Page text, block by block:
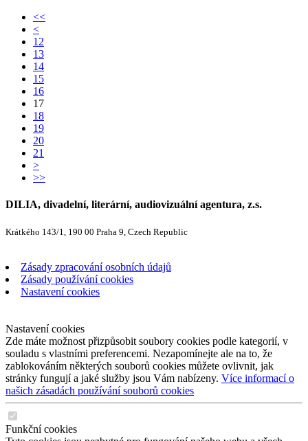
<<
<
12
13
14
15
16
17
18
19
20
21
>
>>
DILIA, divadelní, literární, audiovizuální agentura, z.s.
Krátkého 143/1, 190 00 Praha 9, Czech Republic
Zásady zpracování osobních údajů
Zásady používání cookies
Nastavení cookies
Nastavení cookies
Zde máte možnost přizpůsobit soubory cookies podle kategorií, v
souladu s vlastními preferencemi. Nezapomínejte ale na to, že
zablokováním některých souborů cookies můžete ovlivnit, jak
stránky fungují a jaké služby jsou Vám nabízeny. Více informací o
našich zásadách používání souborů cookies
Funkční cookies